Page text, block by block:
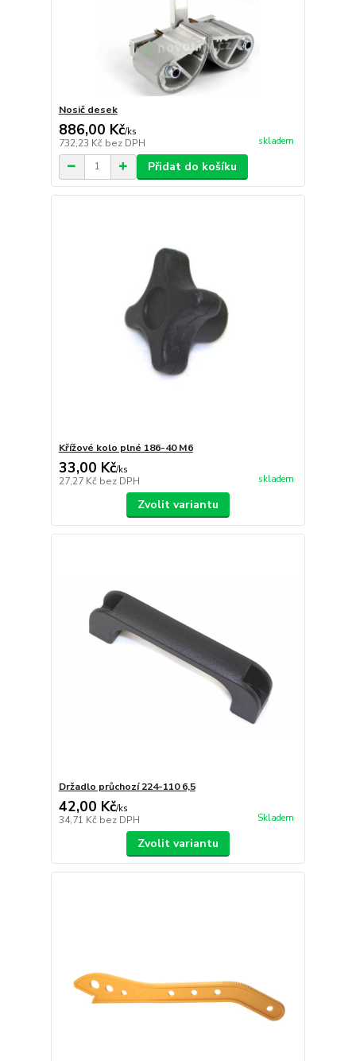
Nosič desek
886,00 Kč/ks
732,23 Kč bez DPH skladem
Přidat do košíku
Křížové kolo plné 186-40 M6
33,00 Kč/ks
27,27 Kč bez DPH skladem
Zvolit variantu
Držadlo průchozí 224-110 6,5
42,00 Kč/ks
34,71 Kč bez DPH Skladem
Zvolit variantu